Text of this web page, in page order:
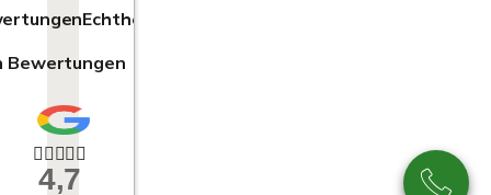
Echtheit
Bewertungen
4,7